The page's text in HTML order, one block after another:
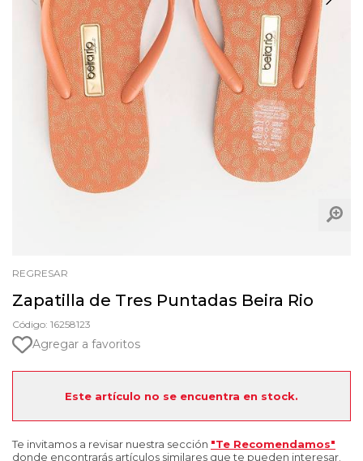
REGRESAR
Zapatilla de Tres Puntadas Beira Rio
Código: 16258123
Agregar a favoritos
Este artículo no se encuentra en stock.
Te invitamos a revisar nuestra sección "Te Recomendamos"
donde encontrarás artículos similares que te pueden interesar.